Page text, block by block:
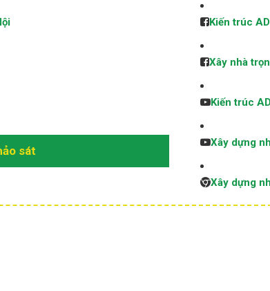
sát
Kiến trúc
Xây nhà
Kiến trúc
Xây dựng
Xây dựng